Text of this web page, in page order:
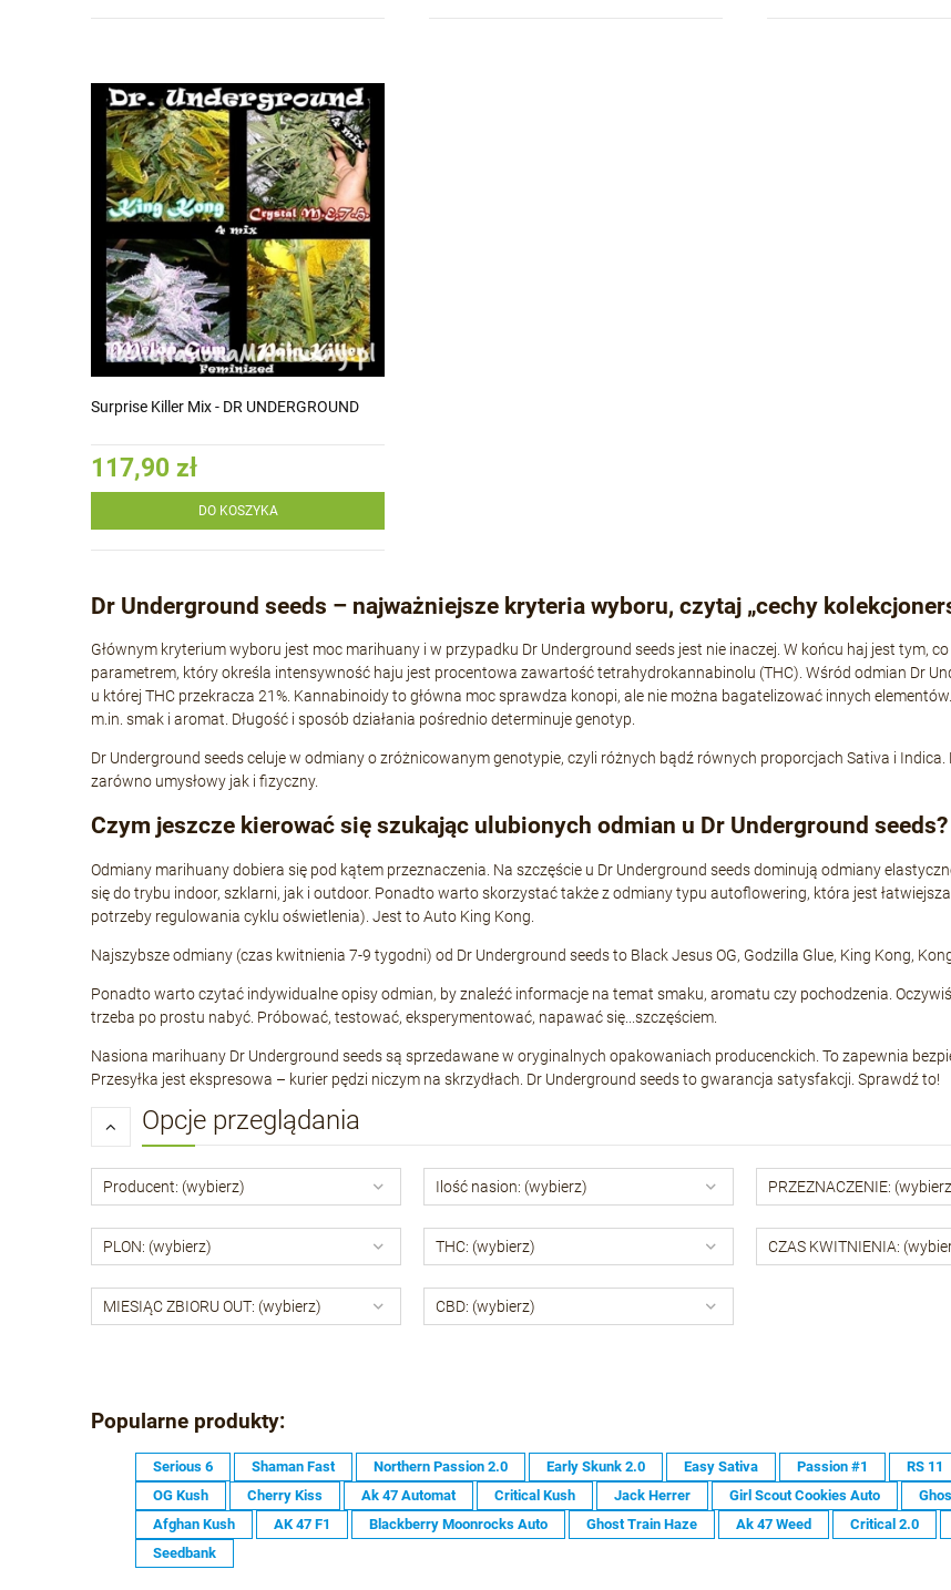
Surprise Killer Mix - DR UNDERGROUND
117,90 zł
DO KOSZYKA
Dr Underground seeds – najważniejsze kryteria wyboru, czytaj „cechy
Głównym kryterium wyboru jest moc marihuany i w przypadku Dr Underground seeds jest nie inaczej. W końcu haj jest tym,
parametrem, który określa intensywność haju jest procentowa zawartość tetrahydrokannabinolu (THC). Wśród odmian Dr
u której THC przekracza 21%. Kannabinoidy to główna moc sprawdza konopi, ale nie można bagatelizować innych
m.in. smak i aromat. Długość i sposób działania pośrednio determinuje genotyp.
Dr Underground seeds celuje w odmiany o zróżnicowanym genotypie, czyli różnych bądź równych proporcjach Sativa i
zarówno umysłowy jak i fizyczny.
Czym jeszcze kierować się szukając ulubionych odmian u Dr Underground seeds?
Odmiany marihuany dobiera się pod kątem przeznaczenia. Na szczęście u Dr Underground seeds dominują odmiany
się do trybu indoor, szklarni, jak i outdoor. Ponadto warto skorzystać także z odmiany typu autoflowering, która jest
potrzeby regulowania cyklu oświetlenia). Jest to Auto King Kong.
Najszybsze odmiany (czas kwitnienia 7-9 tygodni) od Dr Underground seeds to Black Jesus OG, Godzilla Glue, King Kong,
Ponadto warto czytać indywidualne opisy odmian, by znaleźć informacje na temat smaku, aromatu czy pochodzenia.
trzeba po prostu nabyć. Próbować, testować, eksperymentować, napawać się...szczęściem.
Nasiona marihuany Dr Underground seeds są sprzedawane w oryginalnych opakowaniach producenckich. To zapewnia
Przesyłka jest ekspresowa – kurier pędzi niczym na skrzydłach. Dr Underground seeds to gwarancja satysfakcji. Sprawdź to!
Opcje przeglądania
Producent: (wybierz) Ilość nasion: (wybierz) PRZEZNACZENIE:
PLON: (wybierz) THC: (wybierz) CZAS KWITNIENIA:
MIESIĄC ZBIORU OUT: (wybierz) CBD: (wybierz)
Popularne produkty:
Serious 6 Shaman Fast Northern Passion 2.0 Early Skunk 2.0 Easy Sativa Passion #1 RS 11
OG Kush
Cherry Kiss Ak 47 Automat Critical Kush Jack Herrer Girl Scout Cookies Auto
Afghan Kush
AK 47 F1 Blackberry Moonrocks Auto Ghost Train Haze Ak 47 Weed Critical 2.0
Seedbank